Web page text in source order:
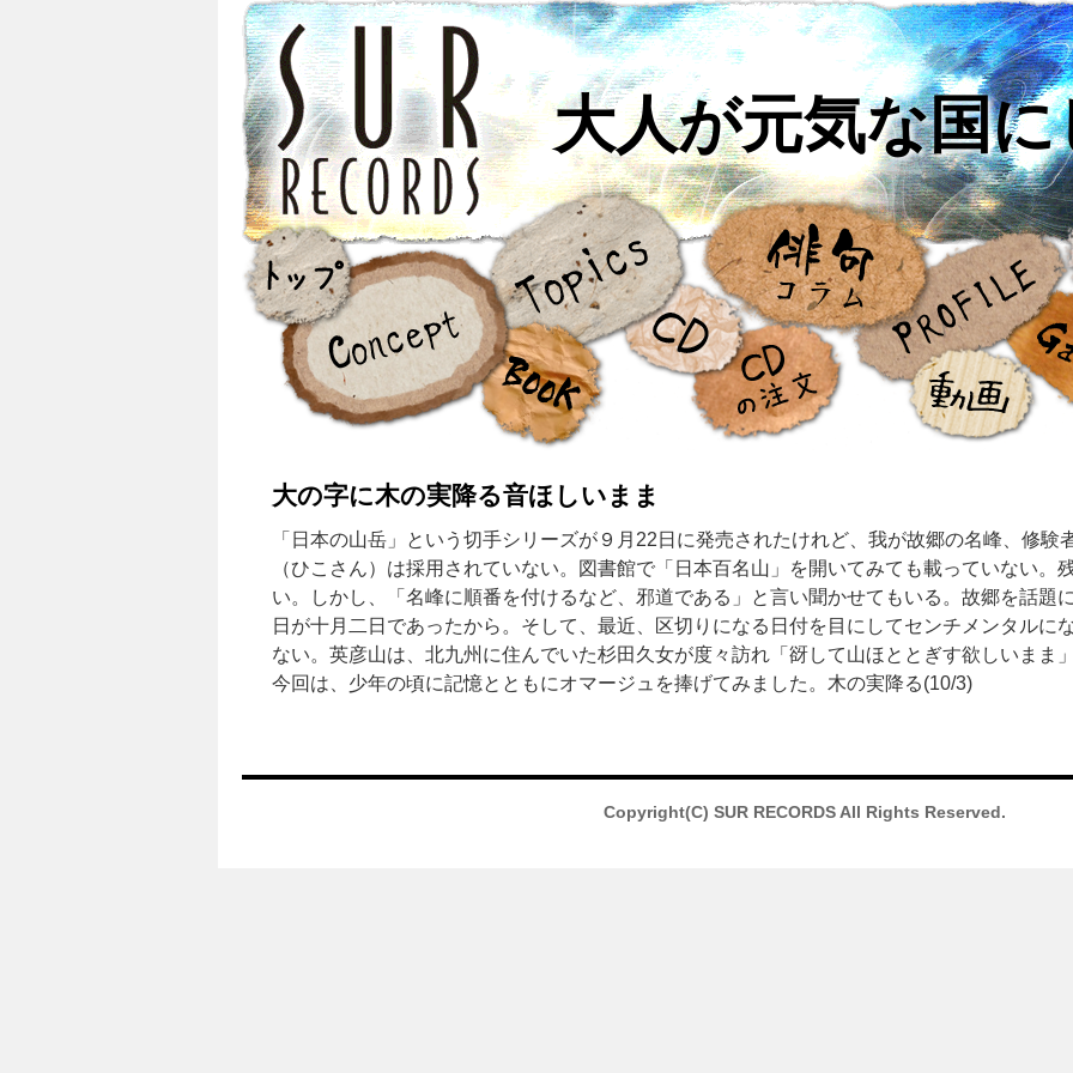
大人が元気な国
大の字に木の実降る音ほしいまま
「日本の山岳」という切手シリーズが９月22日に発売されたけれど、我が故郷の名峰、修験
（ひこさん）は採用されていない。図書館で「日本百名山」を開いてみても載っていない。
い。しかし、「名峰に順番を付けるなど、邪道である」と言い聞かせてもいる。故郷を話題
日が十月二日であったから。そして、最近、区切りになる日付を目にしてセンチメンタルに
ない。英彦山は、北九州に住んでいた杉田久女が度々訪れ「谺して山ほととぎす欲しいまま
今回は、少年の頃に記憶とともにオマージュを捧げてみました。木の実降る(10/3)
Copyright(C) SUR RECORDS All Rights Reserved.